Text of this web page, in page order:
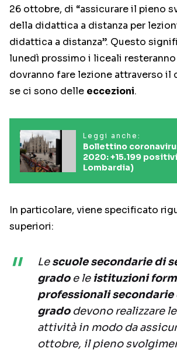
26 ottobre, di “assicurare il pieno
della didattica a distanza per
didattica a distanza”. Questo
lunedì prossimo i liceali resteranno
dovranno fare lezione attraverso il
se ci sono delle eccezioni.
Leggi anche:
Bollettino
2020: +15.199
Lombardia)
In particolare, viene specificato
superiori:
Lescuole secondarie di
gradoe leistituzioni
professionali secondarie
gradodevono realizzare
attività in modo da
ottobre, il pieno